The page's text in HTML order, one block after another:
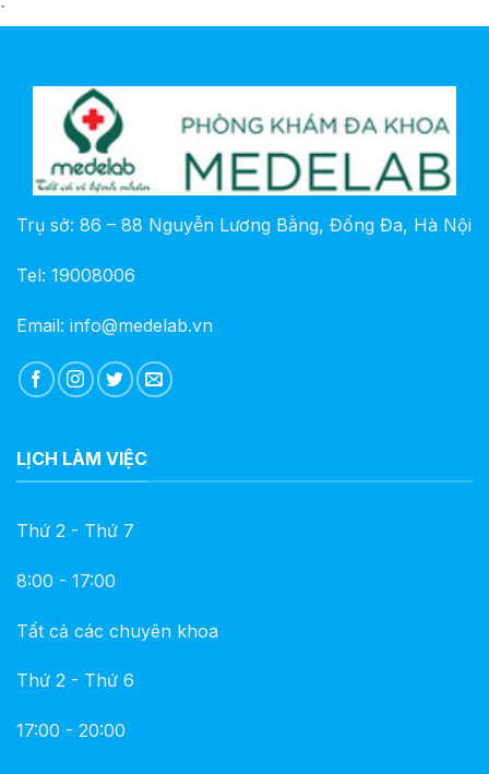
`
Trụ sở: 86 – 88 Nguyễn Lương Bằng, Đống Đa, Hà Nội
Tel: 19008006
Email: info@medelab.vn
LỊCH LÀM VIỆC
Thứ 2 - Thứ 7
8:00 - 17:00
Tất cả các chuyên khoa
Thứ 2 - Thứ 6
17:00 - 20:00